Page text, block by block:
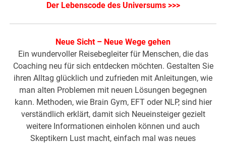
Der Lebenscode des Universums >>>
Neue Sicht – Neue Wege gehen
Ein wundervoller Reisebegleiter für Menschen, die das
Coaching neu für sich entdecken möchten. Gestalten Sie
ihren Alltag glücklich und zufrieden mit Anleitungen, wie
man alten Problemen mit neuen Lösungen begegnen
kann. Methoden, wie Brain Gym, EFT oder NLP, sind hier
verständlich erklärt, damit sich Neueinsteiger gezielt
weitere Informationen einholen können und auch
Skeptikern Lust macht, einfach mal was neues